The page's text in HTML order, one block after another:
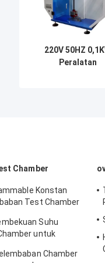
220V 50HZ
Peralatan
Chamber
Konstan
Test Chamber
Suhu
untuk
Chamber